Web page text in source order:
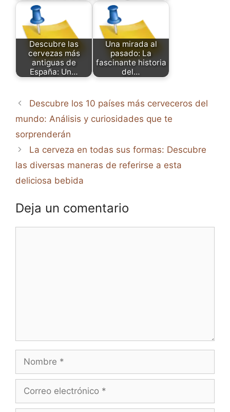
Descubre las
cervezas más
antiguas de
España: Un…
Una mirada al
pasado: La
fascinante historia
del…
Descubre los 10 países más cerveceros del
mundo: Análisis y curiosidades que te
sorprenderán
La cerveza en todas sus formas: Descubre
las diversas maneras de referirse a esta
deliciosa bebida
Deja un comentario
Nombre
Correo